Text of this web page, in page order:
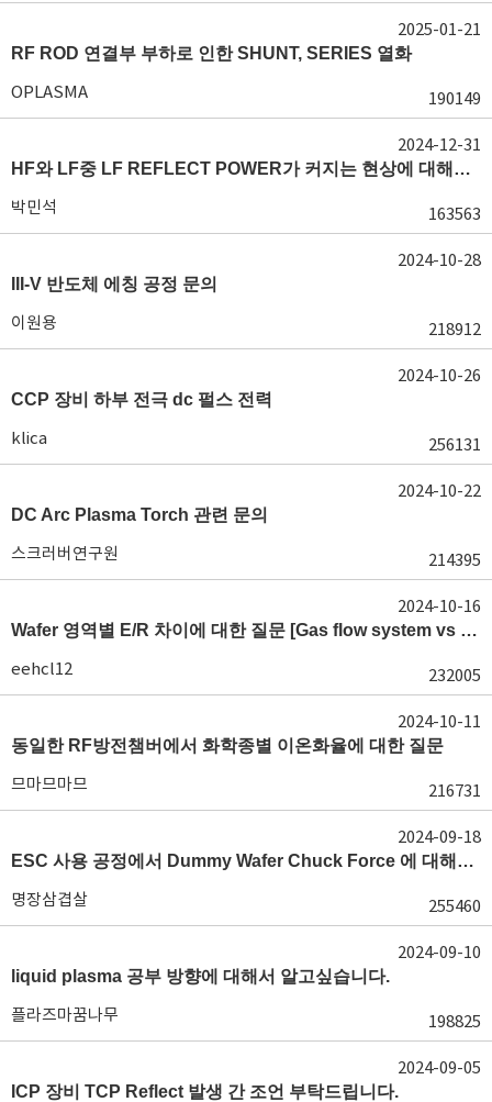
RF ROD 연결부 부하로 인한 SHUNT, SERIES 열화
OPLASMA 190149
2025-01-21
HF와 LF중 LF REFLECT POWER가 커지는 현상에 대해서 도움이 필요합니다.
박민석 163563
2024-12-31
III-V 반도체 에칭 공정 문의
이원용 218912
2024-10-28
CCP 장비 하부 전극 dc 펄스 전력
klica 256131
2024-10-26
DC Arc Plasma Torch 관련 문의
스크러버연구원 214395
2024-10-22
Wafer 영역별 E/R 차이에 대한 질문 [Gas flow system vs E/R]
eehcl12 232005
2024-10-16
동일한 RF방전챔버에서 화학종별 이온화율에 대한 질문
므마므마므 216731
2024-10-11
ESC 사용 공정에서 Dummy Wafer Chuck Force 에 대해서 궁급합니다
명장삼겹살 255460
2024-09-18
liquid plasma 공부 방향에 대해서 알고싶습니다.
플라즈마꿈나무 198825
2024-09-10
ICP 장비 TCP Reflect 발생 간 조언 부탁드립니다.
2024-09-05